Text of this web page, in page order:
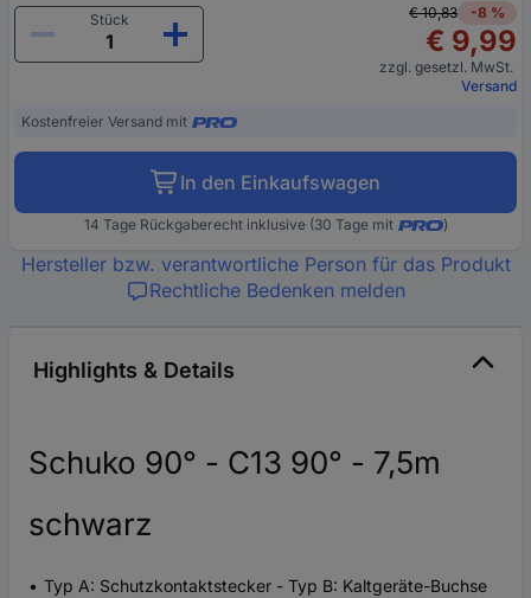
Stück
€ 10,83
-8 %
€ 9,99
zzgl. gesetzl. MwSt.
Versand
Kostenfreier Versand mit
In den Einkaufswagen
14 Tage Rückgaberecht inklusive (30 Tage mit )
Hersteller bzw. verantwortliche Person für das Produkt
Rechtliche Bedenken melden
Highlights & Details
Schuko 90° - C13 90° - 7,5m
schwarz
Typ A: Schutzkontaktstecker - Typ B: Kaltgeräte-Buchse